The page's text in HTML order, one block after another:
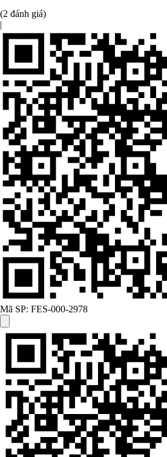
(2 đánh giá)
|
Mã SP: FES-000-2978